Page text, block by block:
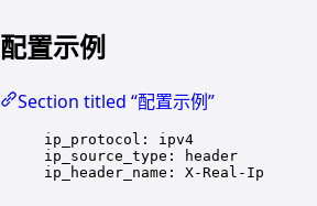
配置示例
Section titled “配置示例”
ip_protocol : ipv4
ip_source_type :
header
ip_header_name : X-Real-Ip